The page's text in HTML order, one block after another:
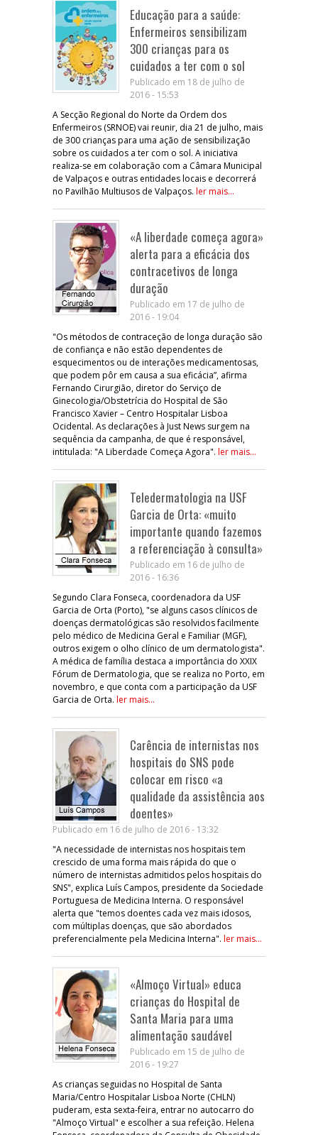
Educação para a saúde:
Enfermeiros sensibilizam
300 crianças para os
cuidados a ter com o sol
Publicado em 18 de julho de
2016 - 15:53
A Secção Regional do Norte da Ordem dos
Enfermeiros (SRNOE) vai reunir, dia 21 de julho, mais
de 300 crianças para uma ação de sensibilização
sobre os cuidados a ter com o sol. A iniciativa
realiza-se em colaboração com a Câmara Municipal
de Valpaços e outras entidades locais e decorrerá
no Pavilhão Multiusos de Valpaços. ler mais...
«A liberdade começa agora»
alerta para a eficácia dos
contracetivos de longa
duração
Publicado em 17 de julho de
2016 - 19:04
"Os métodos de contraceção de longa duração são
de confiança e não estão dependentes de
esquecimentos ou de interações medicamentosas,
que podem pôr em causa a sua eficácia”, afirma
Fernando Cirurgião, diretor do Serviço de
Ginecologia/Obstetrícia do Hospital de São
Francisco Xavier – Centro Hospitalar Lisboa
Ocidental. As declarações à Just News surgem na
sequência da campanha, de que é responsável,
intitulada: "A Liberdade Começa Agora". ler mais...
Teledermatologia na USF
Garcia de Orta: «muito
importante quando fazemos
a referenciação à consulta»
Publicado em 16 de julho de
2016 - 16:36
Segundo Clara Fonseca, coordenadora da USF
Garcia de Orta (Porto), "se alguns casos clínicos de
doenças dermatológicas são resolvidos facilmente
pelo médico de Medicina Geral e Familiar (MGF),
outros exigem o olho clínico de um dermatologista".
A médica de família destaca a importância do XXIX
Fórum de Dermatologia, que se realiza no Porto, em
novembro, e que conta com a participação da USF
Garcia de Orta. ler mais...
Carência de internistas nos
hospitais do SNS pode
colocar em risco «a
qualidade da assistência aos
doentes»
Publicado em 16 de julho de 2016 - 13:32
"A necessidade de internistas nos hospitais tem
crescido de uma forma mais rápida do que o
número de internistas admitidos pelos hospitais do
SNS", explica Luís Campos, presidente da Sociedade
Portuguesa de Medicina Interna. O responsável
alerta que "temos doentes cada vez mais idosos,
com múltiplas doenças, que são abordados
preferencialmente pela Medicina Interna". ler mais...
«Almoço Virtual» educa
crianças do Hospital de
Santa Maria para uma
alimentação saudável
Publicado em 15 de julho de
2016 - 19:27
As crianças seguidas no Hospital de Santa
Maria/Centro Hospitalar Lisboa Norte (CHLN)
puderam, esta sexta-feira, entrar no autocarro do
"Almoço Virtual" e escolher a sua refeição. Helena